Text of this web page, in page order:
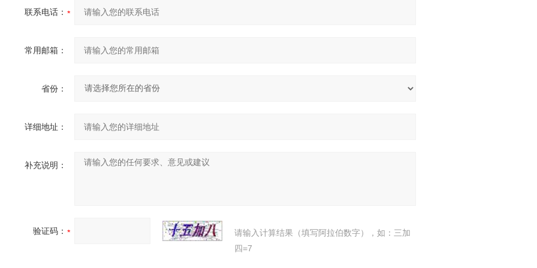
联系电话：
常用邮箱：
省份：
详细地址：
补充说明：
验证码：
请输入计算结果（填写阿拉伯数字），如：三加
四=7